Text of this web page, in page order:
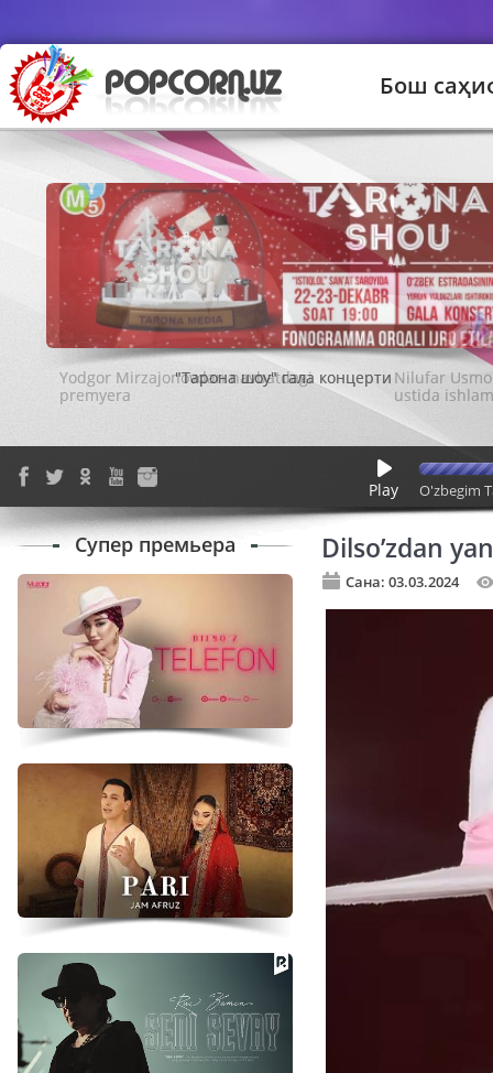
Бош
"Тарона шоу" гала концерти
Play O'zbegim
Dilso’zdan
Сана: 03.03.2024
Супер премьера